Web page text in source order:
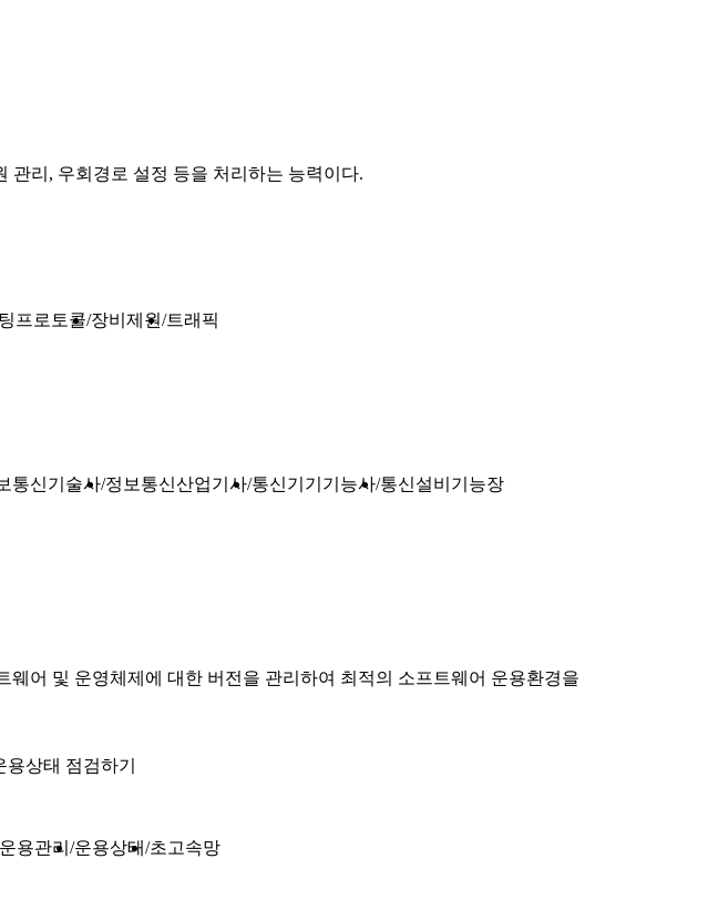
관리, 우회경로 설정 등을 처리하는 능력이다.
프로토콜 장비제원 트래픽
통신기술사 정보통신산업기사 통신기기기능사 통신설비기능장
어 및 운영체제에 대한 버전을 관리하여 최적의 소프트웨어 운용환경을
상태 점검하기
운용관리 운용상태 초고속망